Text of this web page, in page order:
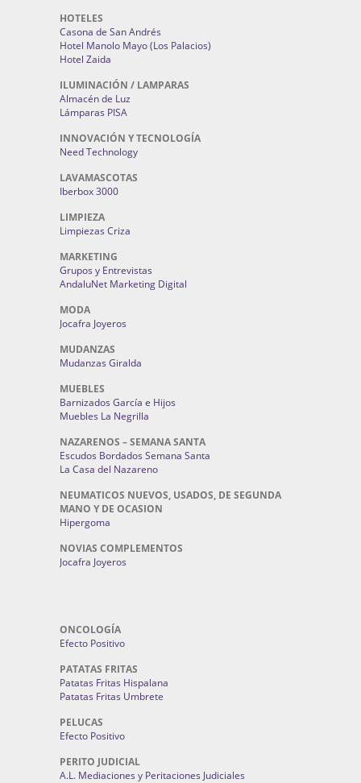
HOTELES
Casona de San Andrés
Hotel Manolo Mayo (Los Palacios)
Hotel Zaida
ILUMINACIÓN / LAMPARAS
Almacén de Luz
Lámparas PISA
INNOVACIÓN Y TECNOLOGÍA
Need Technology
LAVAMASCOTAS
Iberbox 3000
LIMPIEZA
Limpiezas Criza
MARKETING
Grupos y Entrevistas
AndaluNet Marketing Digital
MODA
Jocafra Joyeros
MUDANZAS
Mudanzas Giralda
MUEBLES
Barnizados García e Hijos
Muebles La Negrilla
NAZARENOS – SEMANA SANTA
Escudos Bordados Semana Santa
La Casa del Nazareno
NEUMATICOS NUEVOS, USADOS, DE SEGUNDA
MANO Y DE OCASION
Hipergoma
NOVIAS COMPLEMENTOS
Jocafra Joyeros
ONCOLOGÍA
Efecto Positivo
PATATAS FRITAS
Patatas Fritas Hispalana
Patatas Fritas Umbrete
PELUCAS
Efecto Positivo
PERITO JUDICIAL
A.L. Mediaciones y Peritaciones Judiciales